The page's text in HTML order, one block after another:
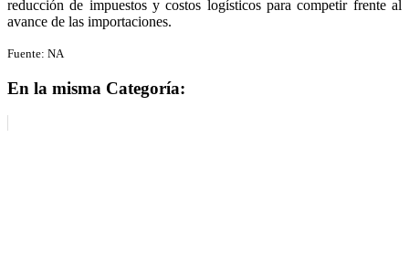
reducción de impuestos y costos logísticos para competir frente al
avance de las importaciones.
Fuente: NA
En la misma Categoría: